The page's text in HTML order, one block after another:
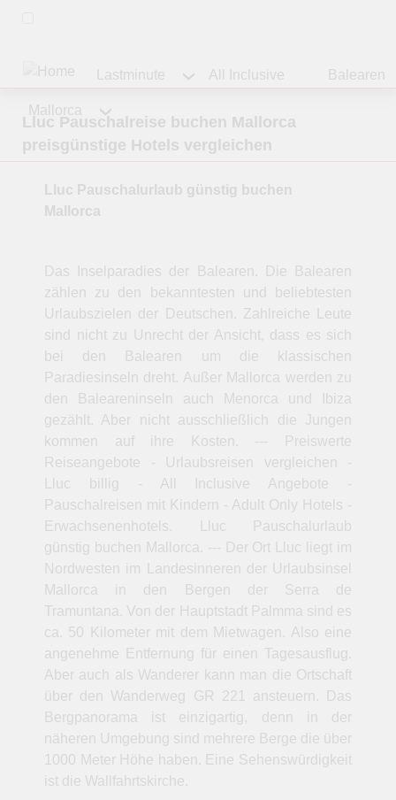
Lastminute All Inclusive Balearen
Mallorca
Lluc Pauschalreise buchen Mallorca
preisgünstige Hotels vergleichen
Lluc Pauschalurlaub günstig buchen
Mallorca
Das Inselparadies der Balearen. Die Balearen
zählen zu den bekanntesten und beliebtesten
Urlaubszielen der Deutschen. Zahlreiche Leute
sind nicht zu Unrecht der Ansicht, dass es sich
bei den Balearen um die klassischen
Paradiesinseln dreht. Außer Mallorca werden zu
den Baleareninseln auch Menorca und Ibiza
gezählt. Aber nicht ausschließlich die Jungen
kommen auf ihre Kosten. --- Preiswerte
Reiseangebote - Urlaubsreisen vergleichen -
Lluc billig - All Inclusive Angebote -
Pauschalreisen mit Kindern - Adult Only Hotels -
Erwachsenenhotels. Lluc Pauschalurlaub
günstig buchen Mallorca. --- Der Ort Lluc liegt im
Nordwesten im Landesinneren der Urlaubsinsel
Mallorca in den Bergen der Serra de
Tramuntana. Von der Hauptstadt Palmma sind es
ca. 50 Kilometer mit dem Mietwagen. Also eine
angenehme Entfernung für einen Tagesausflug.
Aber auch als Wanderer kann man die Ortschaft
über den Wanderweg GR 221 ansteuern. Das
Bergpanorama ist einzigartig, denn in der
näheren Umgebung sind mehrere Berge die über
1000 Meter Höhe haben. Eine Sehenswürdigkeit
ist die Wallfahrtskirche.